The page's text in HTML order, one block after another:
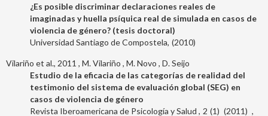
¿Es posible discriminar declaraciones reales de
imaginadas y huella psíquica real de simulada en casos de
violencia de género? (tesis doctoral)
Universidad Santiago de Compostela
2010
Vilariño et al., 2011 M. Vilariño M. Novo D. Seijo
Estudio de la eficacia de las categorías de realidad del
testimonio del sistema de evaluación global (SEG) en
casos de violencia de género
Revista Iberoamericana de Psicología y Salud
2 1
2011